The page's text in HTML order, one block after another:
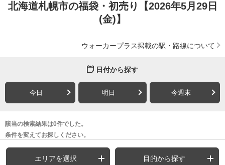
北海道札幌市の福袋・初売り【2026年5月29日
(金)】
ウォーカープラス掲載の駅・路線について
日付から探す
今日 明日 今週末
該当の検索結果は0件でした。
条件を変えてお探しください。
エリアを選択 目的から探す